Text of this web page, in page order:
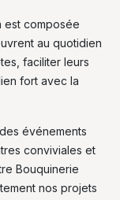
est composée
au quotidien
faciliter leurs
fort avec la
événements
conviviales et
Bouquinerie
nos projets